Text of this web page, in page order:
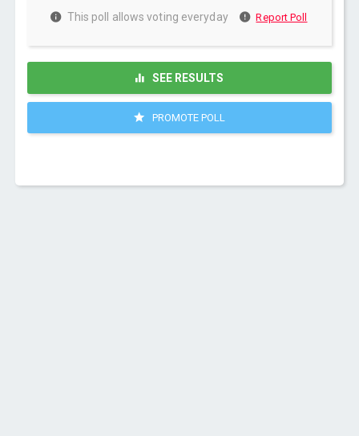
This poll allows voting everyday Report Poll
SEE RESULTS
PROMOTE POLL